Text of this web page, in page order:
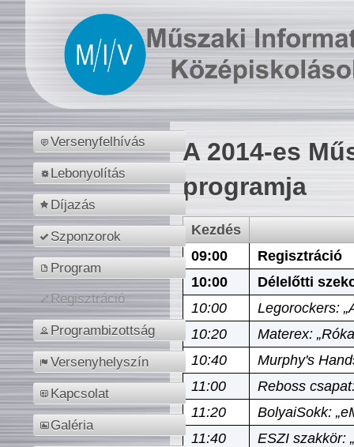
Versenyfelhívás
Lebonyolítás
Díjazás
Szponzorok
Program
Regisztráció
Programbizottság
Versenyhelyszín
Kapcsolat
Galéria
A 2014-es
programja
Kezdés
09:00
Regisztráció
10:00
Délelőtti
10:00
Legorockers:
10:20
Materex:
10:40
Murphy's
11:00
Reboss
11:20
BolyaiSokk:
11:40
ESZI szakkör: